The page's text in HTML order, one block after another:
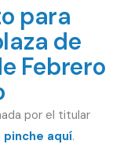
para
de
Febrero
por el titular
pinche aquí.